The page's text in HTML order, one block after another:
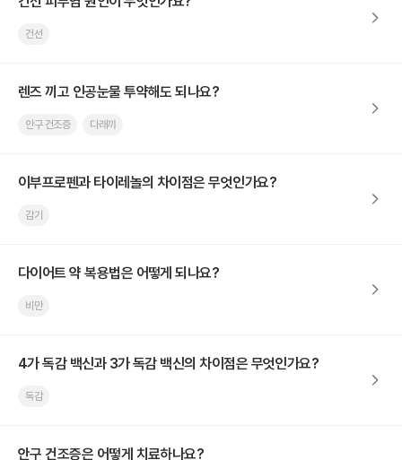
건선
렌즈 끼고 인공눈물 투약해도 되나요?
안구 건조증 다래끼
이부프로펜과 타이레놀의 차이점은 무엇인가요?
감기
다이어트 약 복용법은 어떻게 되나요?
비만
4가 독감 백신과 3가 독감 백신의 차이점은 무엇인가요?
독감
안구 건조증은 어떻게 치료하나요?